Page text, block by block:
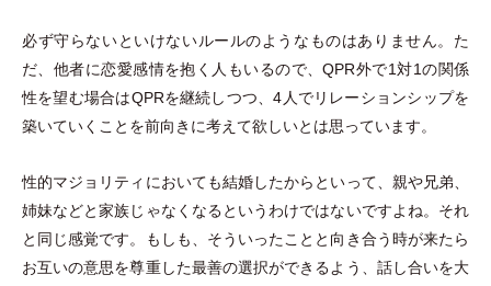
必ず守らないといけないルールのようなものはありません。た
だ、他者に恋愛感情を抱く人もいるので、QPR外で1対1の関係
性を望む場合はQPRを継続しつつ、4人でリレーションシップを
築いていくことを前向きに考えて欲しいとは思っています。
性的マジョリティにおいても結婚したからといって、親や兄弟、
姉妹などと家族じゃなくなるというわけではないですよね。それ
と同じ感覚です。もしも、そういったことと向き合う時が来たら
お互いの意思を尊重した最善の選択ができるよう、話し合いを大